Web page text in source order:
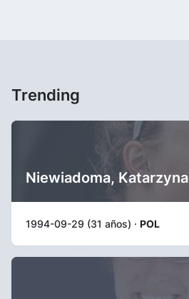
Trending
Niewiadoma, Katarzyna
1994-09-29 (31 años) · POL